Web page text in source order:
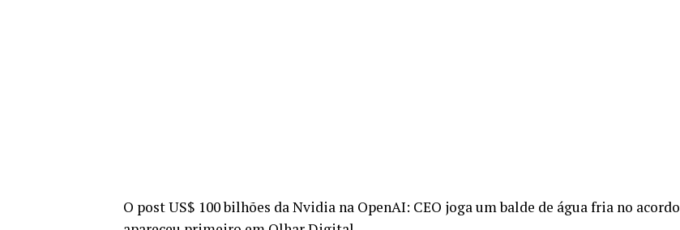
O post US$ 100 bilhões da Nvidia na OpenAI: CEO joga um balde de água fria no acordo